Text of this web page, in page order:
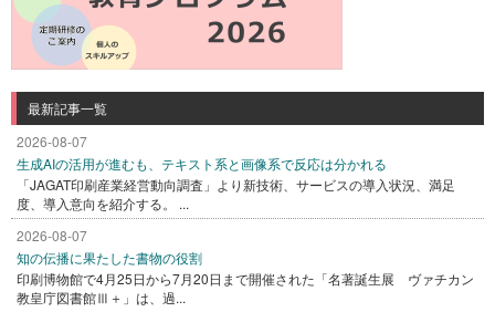
最新記事一覧
2026-08-07
生成AIの活用が進むも、テキスト系と画像系で反応は分かれる
「JAGAT印刷産業経営動向調査」より新技術、サービスの導入状況、満足
度、導入意向を紹介する。 ...
2026-08-07
知の伝播に果たした書物の役割
印刷博物館で4月25日から7月20日まで開催された「名著誕生展 ヴァチカン
教皇庁図書館Ⅲ＋」は、過...